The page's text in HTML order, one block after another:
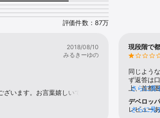
使える
ります。
連絡もとれるので安心してご利用いただけます。
間にアプリで事前決済
の際にGO Payを選択していただければアプリで自
だけでOK。
評価件数：87万
2018/08/10
みるきーゆの
います。お言葉嬉しいです。
現段階で
同じよう
ず返答は
上、首都
で自宅か
のに、日
さらに見
デベロッ
レビュー
さらに見